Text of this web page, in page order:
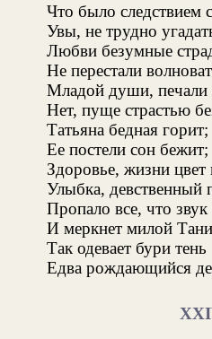
Что было следствием
Увы, не трудно
Любви безумные
Не перестали
Младой души, печали
Нет, пуще страстью
Татьяна бедная горит;
Ее постели сон бежит;
Здоровье, жизни цвет
Улыбка, девственный
Пропало все, что звук
И меркнет милой
Так одевает бури тень
Едва рождающийся